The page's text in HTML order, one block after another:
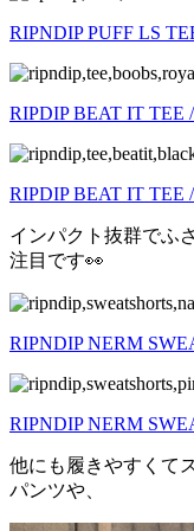
RIPNDIP PUFF LS
RIPDIP BEAT IT TEE
RIPDIP BEAT IT TEE
インパクト抜群でふ
注目です👀
RIPNDIP NERM
RIPNDIP NERM
他にも履きやすくて
パンツや、